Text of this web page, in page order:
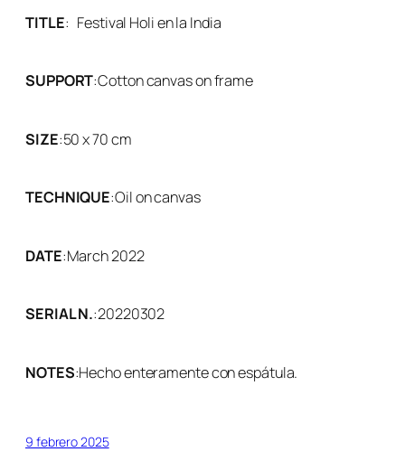
TITLE: Festival Holi en la India
SUPPORT:Cotton canvas on frame
SIZE:50 x 70 cm
TECHNIQUE:Oil on canvas
DATE:March 2022
SERIAL N.:20220302
NOTES:Hecho enteramente con espátula.
9 febrero 2025